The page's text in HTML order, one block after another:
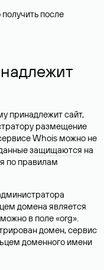
после
принадлежит сайт,
размещение
Whois можно не
защищаются на
по правилам
домена является
в поле «org».
домен, сервис
доменного имени